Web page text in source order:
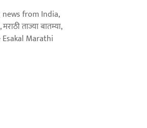
news from India,
ताज्या बातम्या,
Esakal Marathi